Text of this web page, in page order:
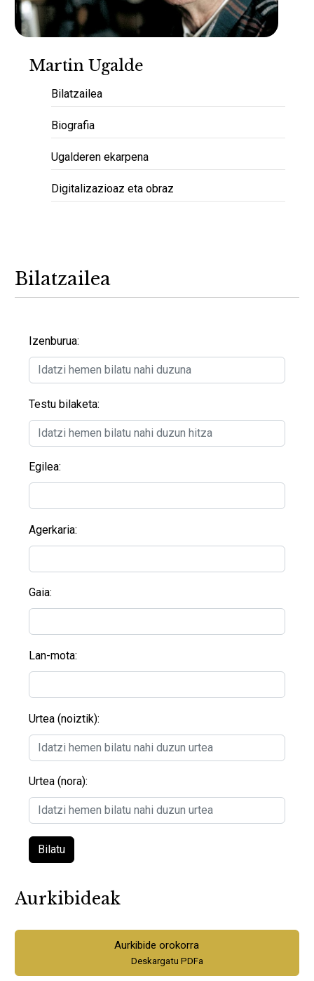
Martin Ugalde
Bilatzailea
Biografia
Ugalderen ekarpena
Digitalizazioaz eta obraz
Bilatzailea
Izenburua:
Testu bilaketa:
Egilea:
Agerkaria:
Gaia:
Lan-mota:
Urtea (noiztik):
Urtea (nora):
Bilatu
Aurkibideak
Aurkibide orokorra
Deskargatu PDFa